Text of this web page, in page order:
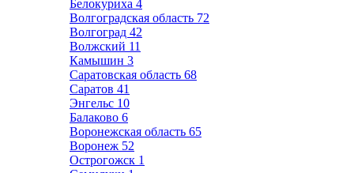
Белокуриха 4
Волгоградская область 72
Волгоград 42
Волжский 11
Камышин 3
Саратовская область 68
Саратов 41
Энгельс 10
Балаково 6
Воронежская область 65
Воронеж 52
Острогожск 1